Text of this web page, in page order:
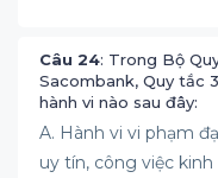
Câu 24: Trong Bộ
Sacombank, Quy tắc
hành vi nào sau đây:
A. Hành vi vi phạm
uy tín, công việc